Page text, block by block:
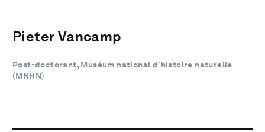
Pieter Vancamp
Post-doctorant, Muséum national d’histoire naturelle
(MNHN)